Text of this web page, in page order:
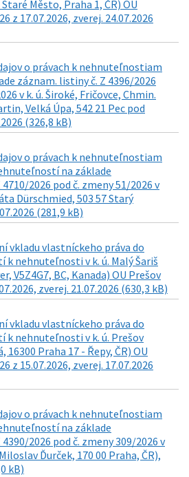
Město, Praha 1, ČR) OU
z 17.07.2026, zverej. 24.07.2026
o právach k nehnuteľnostiam
záznam. listiny č. Z 4396/2026
v k. ú. Široké, Fričovce, Chmin.
Velká Úpa, 542 21 Pec pod
(326,8 kB)
o právach k nehnuteľnostiam
na základe
2026 pod č. zmeny 51/2026 v
Dürschmied, 503 57 Starý
(281,9 kB)
vkladu vlastníckeho práva do
nehnuteľnosti v k. ú. Malý Šariš
V5Z4G7, BC, Kanada) OU Prešov
zverej. 21.07.2026 (630,3 kB)
vkladu vlastníckeho práva do
nehnuteľnosti v k. ú. Prešov
16300 Praha 17 - Řepy, ČR) OU
z 15.07.2026, zverej. 17.07.2026
o právach k nehnuteľnostiam
na základe
2026 pod č. zmeny 309/2026 v
Ďurček, 170 00 Praha, ČR),
kB)